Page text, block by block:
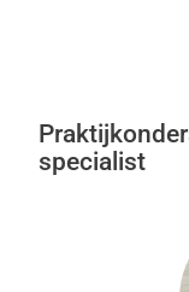
specialist